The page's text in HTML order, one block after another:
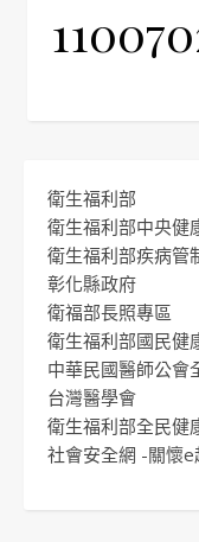
衛生福利部
衛生福利部中央健
衛生福利部疾病管
彰化縣政府
衛福部長照專區
衛生福利部國民健
中華民國醫師公會
台灣醫學會
衛生福利部全民健
社會安全網 -關懷e